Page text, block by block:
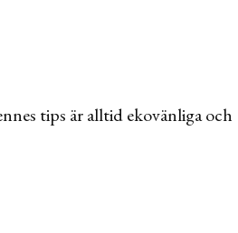
tips är alltid ekovänliga och